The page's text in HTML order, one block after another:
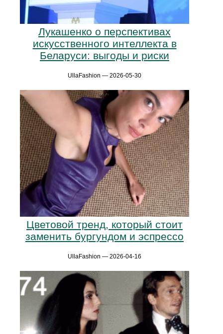
Лукашенко о перспективах
искусственного интеллекта в
Беларуси: выгоды и риски
UllaFashion — 2026-05-30
Цветовой тренд, который стоит
заменить бургундом и эспрессо
UllaFashion — 2026-04-16